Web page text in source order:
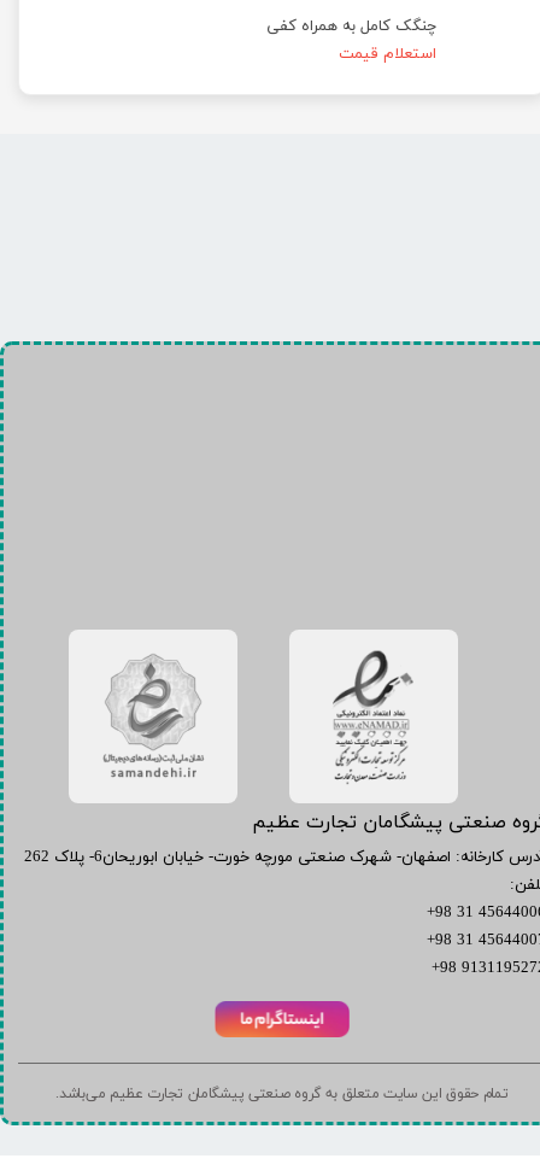
چنگک کامل به همراه کفی
استعلام قیمت
صنعتی پیشگامان تجارت عظیم
کارخانه: اصفهان- شهرک صنعتی مورچه خورت- خیابان ابوریحان6- پلاک 262
45644006 31
45644007 31
9131195272
تمام حقوق این سایت متعلق به گروه صنعتی پیشگامان تجارت عظیم می‌باشد.